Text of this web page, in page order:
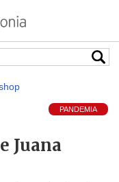
PANDEMIA
Juana